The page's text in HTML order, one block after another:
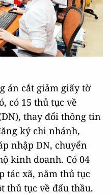
án cắt giảm giấy tờ
có 15 thủ tục về
thay đổi thông tin
ký chi nhánh,
nhập DN, chuyển
kinh doanh. Có 04
tác xã, năm thủ tục
thủ tục về đấu thầu.